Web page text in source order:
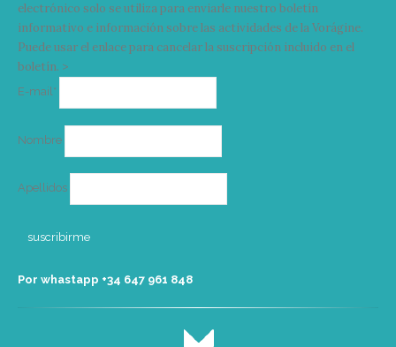
electrónico solo se utiliza para enviarle nuestro boletín
informativo e información sobre las actividades de la Vorágine.
Puede usar el enlace para cancelar la suscripción incluido en el
boletín. >
E-mail*
Nombre
Apellidos
Por whastapp +34 ‭647 961 848‬